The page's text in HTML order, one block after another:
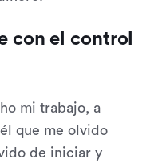
con el control
mi trabajo, a
que me olvido
de iniciar y